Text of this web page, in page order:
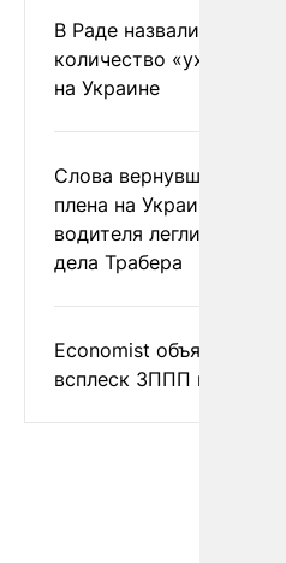
В Раде назвали
количество
на Украине
Слова вернувшегося из
плена на Украине
водителя легли в
дела Трабера
Economist объяснил
всплеск ЗППП в Европе